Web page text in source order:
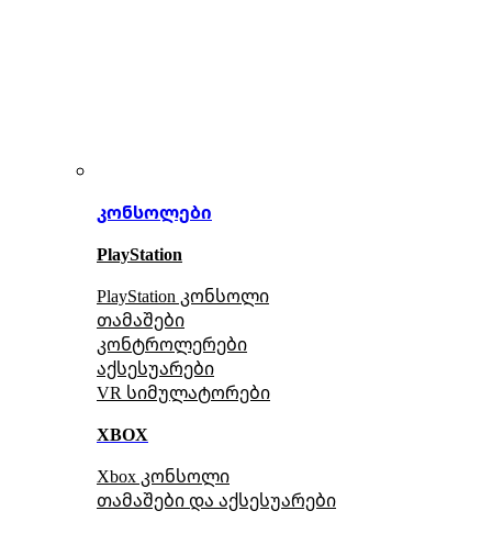
კონსოლები
PlayStation
PlayStation კონსოლი
თამაშები
კონტროლერები
აქსესუარები
VR სიმულატორები
XBOX
Xbox კონსოლი
თამაშები და აქსესუარები